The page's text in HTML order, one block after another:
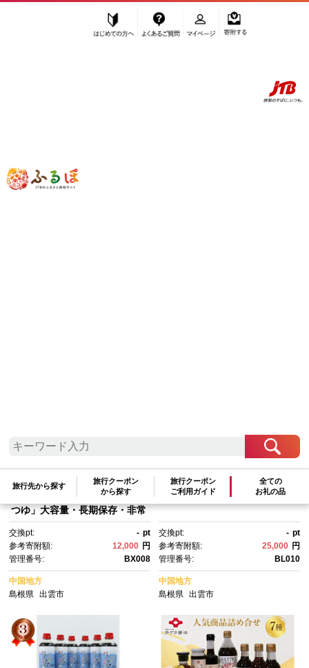
ふるぽ JTBのふるさと納税サイト
旅行先から探す
旅行クーポン
から探す
旅行クーポン
ご利用ガイド
全ての
お礼の品
”調味料・油” 島根県
創業百年老舗の味 児玉製麺
「特撰出雲そば27人前＋秘伝の
つゆ」大容量・長期保存・非常
ストック
交換pt: - pt
参考寄附額:
12,000 円
管理番号:
BX008
中国地方
島根県
出雲市
出雲の菜種油 460g×3
交換pt: - pt
参考寄附額:
25,000 円
管理番号:
BL010
中国地方
島根県 出雲市